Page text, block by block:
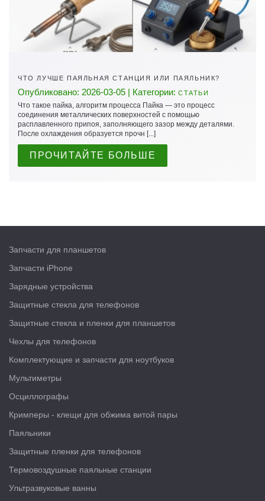
ЧТО ЛУЧШЕ ПАЯЛЬНАЯ СТАНЦИЯ ИЛИ ПАЯЛЬНИК?
Опубликовано: 2026-03-05 | Категории: СТАТЬИ
Что такое пайка, алгоритм процесса Пайка — это процесс
соединения металлических поверхностей с помощью
расплавленного припоя, заполняющего зазор между деталями.
После охлаждения образуется прочн [...]
ПРОЧИТАЙТЕ БОЛЬШЕ
Запчасти для планшетов
Запчасти iPhone
Зарядные устройства
Защитные стекла для телефонов
Защитные стекла и пленки для планшетов
Чехлы для телефонов
Комплектующие и запчасти для ноутбуков
Мультиметры
Осциллографы
Кримперы - клещи для обжима витой пары
Паяльники
Защитные пленки для телефонов
Термовоздушные паяльные станции
Ультразвуковые ванны